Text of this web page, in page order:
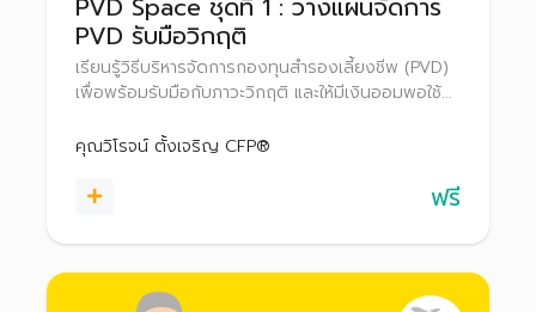
PVD Space ชุดที่ 1 : วางแผนจัดการ
PVD รับมือวิกฤติ
เรียนรู้วิธีบริหารจัดการกองทุนสำรองเลี้ยงชีพ (PVD)
เพื่อพร้อมรับมือกับภาวะวิกฤติ และให้มีเงินออมพอใช้
คุณวิโรจน์ ตั้งเจริญ CFP®
ฟรี